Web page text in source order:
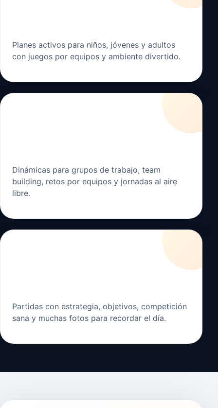
Planes activos para niños, jóvenes y adultos
con juegos por equipos y ambiente divertido.
Dinámicas para grupos de trabajo, team
building, retos por equipos y jornadas al aire
libre.
Partidas con estrategia, objetivos, competición
sana y muchas fotos para recordar el día.